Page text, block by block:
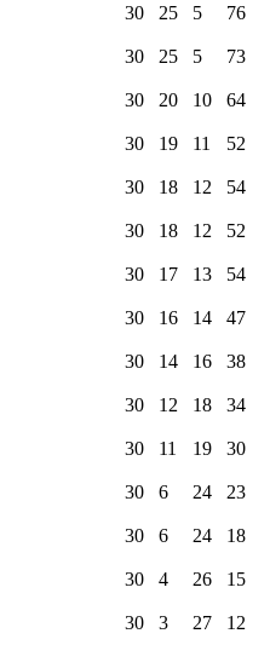
30 25 5 76
30 25 5 73
30 20 10 64
30 19 11 52
30 18 12 54
30 18 12 52
30 17 13 54
30 16 14 47
30 14 16 38
30 12 18 34
30 11 19 30
30 6 24 23
30 6 24 18
30 4 26 15
30 3 27 12